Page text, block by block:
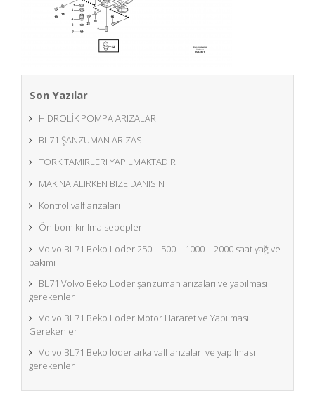
Son Yazılar
HİDROLİK POMPA ARIZALARI
BL71 ŞANZUMAN ARIZASI
TORK TAMIRLERI YAPILMAKTADIR
MAKINA ALIRKEN BIZE DANISIN
Kontrol valf arızaları
Ön bom kırılma sebepler
Volvo BL71 Beko Loder 250 – 500 – 1000 – 2000 saat yağ ve
bakımı
BL71 Volvo Beko Loder şanzuman arızaları ve yapılması
gerekenler
Volvo BL71 Beko Loder Motor Hararet ve Yapılması
Gerekenler
Volvo BL71 Beko loder arka valf arızaları ve yapılması
gerekenler